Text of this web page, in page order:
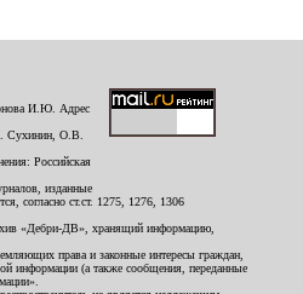
И.Ю. Адрес
Сухинин, О.В.
Российская
изданные
согласно ст.ст. 1275, 1276, 1306
«Дебри-ДВ», хранящий информацию,
права и законные интересы граждан,
информации (а также сообщения, переданные